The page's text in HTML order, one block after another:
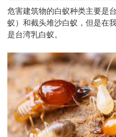
危害建筑物的白蚁种类主要是
蚁）和截头堆沙白蚁，但是在
是台湾乳白蚁。